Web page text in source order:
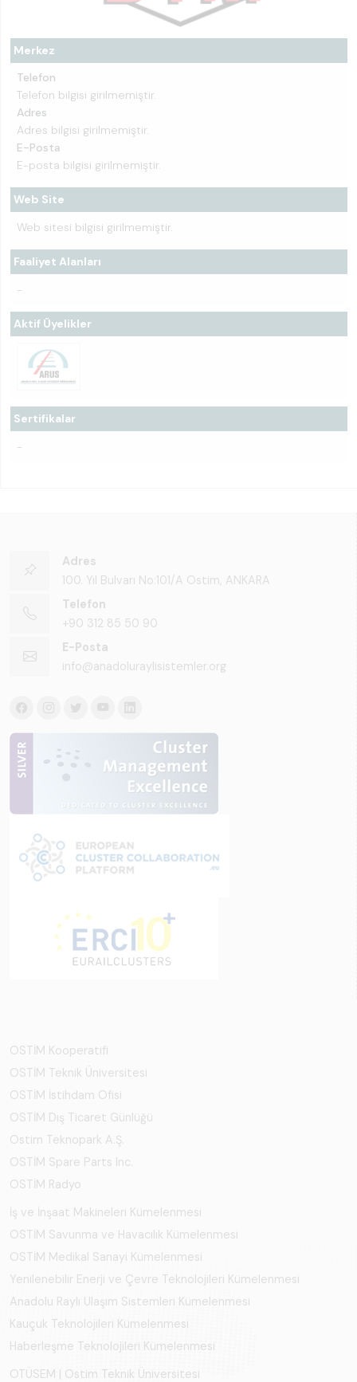
Merkez
Telefon
Telefon bilgisi girilmemiştir.
Adres
Adres bilgisi girilmemiştir.
E-Posta
E-posta bilgisi girilmemiştir.
Web Site
Web sitesi bilgisi girilmemiştir.
Faaliyet Alanları
-
Aktif Üyelikler
Sertifikalar
-
Adres
100. Yıl Bulvarı No:101/A Ostim, ANKARA
Telefon
+90 312 85 50 90
E-Posta
info@anadoluraylisistemler.org
OSTİM Kooperatifi
OSTİM Teknik Üniversitesi
OSTİM İstihdam Ofisi
OSTİM Dış Ticaret Günlüğü
Ostim Teknopark A.Ş.
OSTİM Spare Parts Inc.
OSTİM Radyo
İş ve İnşaat Makineleri Kümelenmesi
OSTİM Savunma ve Havacılık Kümelenmesi
OSTİM Medikal Sanayi Kümelenmesi
Yenilenebilir Enerji ve Çevre Teknolojileri Kümelenmesi
Anadolu Raylı Ulaşım Sistemleri Kümelenmesi
Kauçuk Teknolojileri Kümelenmesi
Haberleşme Teknolojileri Kümelenmesi
OTÜSEM | Ostim Teknik Üniversitesi